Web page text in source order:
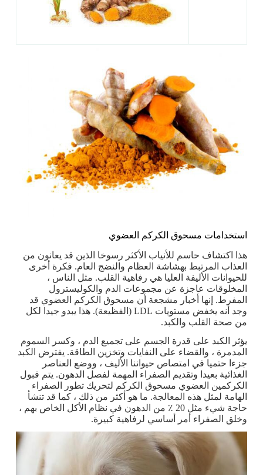
استخدامات مسحوق الكركم العضوي
هذا اكتشاف حاسم للأنياب الأكثر رسوخا الذين قد يعانون من
العذاب المرتبط بهشاشة العظام والنضج العام. فكرة أخرى
للحيوانات الأليفة العليا هي رفاهية القلب. مثل الناس ،
المخلوقات عاجزة عن مجموعات الدم والكوليسترول
المفرط. إنها أخبار مشجعة أن مسحوق الكركم العضوي قد
وجد أنه يخفض مستويات LDL (الفظيعة). هذا يبدو جيدا لكل
من صحة القلب والكبد.
يؤثر الكبد على قدرة الجسم على تجميع الدم ، وكسر السموم
المدمرة ، والقضاء على النفايات وتخزين الطاقة. يفترض الكبد
جزءا حتميا في امتصاص حيواننا الأليف ، ووضع العناصر
الغذائية بعيدا وتقديم الصفراء المهمة لفصل الدهون. يتم قبول
الكركمين العضوي مسحوق الكركم لتحريك تطور الصفراء
الهامة لمثل هذه المعالجة. ما هو أكثر من ذلك ، كما قد تنشأ
حاجة شيء مثل 20 ٪ من الدهون في نظام الأكل الخاص بهم ،
وخلق الصفراء أمر أساسي لرفاهية كبيرة.